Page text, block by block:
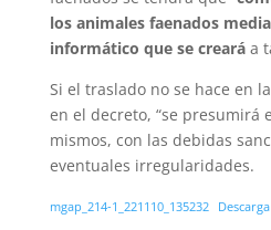
los animales faenados
informático que se creará a
Si el traslado no se hace en
en el decreto, “se presumirá
mismos, con las debidas
eventuales irregularidades.
mgap_214-1_221110_135232 Descarga